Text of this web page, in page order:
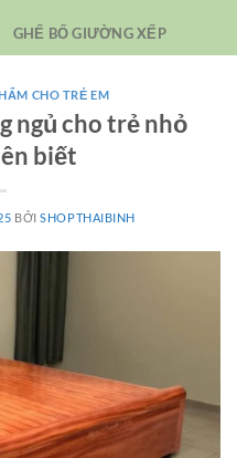
GHẾ BỐ GIƯỜNG XẾP
CHO TRẺ EM
ngủ cho trẻ nhỏ
biết
BỞISHOPTHAIBINH